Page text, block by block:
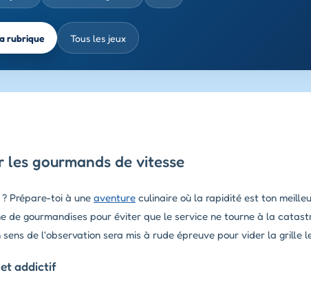
rubrique Tous les jeux
gourmands de vitesse
Prépare-toi à une aventure culinaire où la rapidité est ton
de gourmandises pour éviter que le service ne tourne à la
de l'observation sera mis à rude épreuve pour vider la grille
et addictif